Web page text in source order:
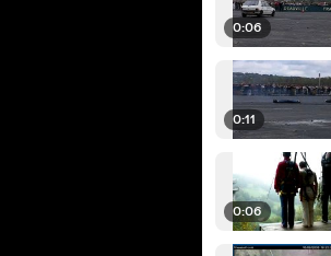
0:06
0:11
0:06